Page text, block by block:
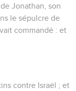
Jonathan, son
le sépulcre de
commandé : et
contre Israël ; et